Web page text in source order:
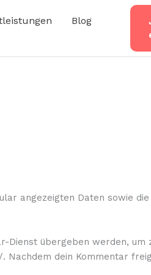
Blog
angezeigten Daten sowie
Dienst übergeben werden, um
Nachdem dein Kommentar